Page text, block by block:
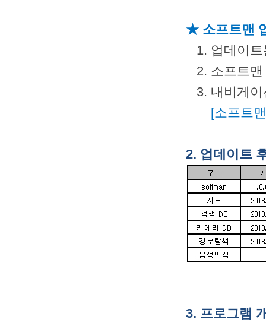
★ 소프트맨
1. 업데이트
2. 소프트맨
3. 내비게이
[소프트
2. 업데이트
3. 프로그램